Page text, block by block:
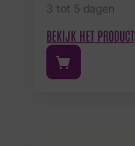
3 tot 5 dagen
BEKIJK HET PRODUCT